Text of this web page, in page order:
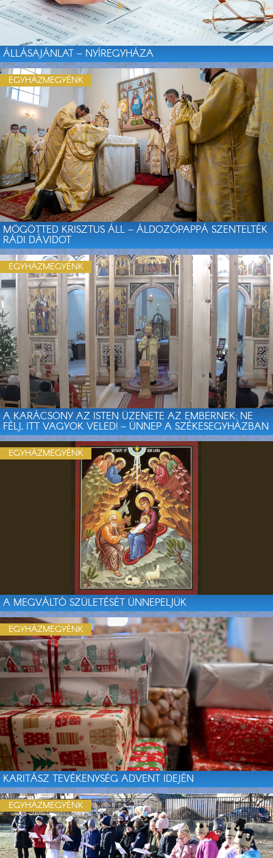
ÁLLÁSAJÁNLAT – NYÍREGYHÁZA
MÖGÖTTED KRISZTUS ÁLL – ÁLDOZÓPAPPÁ SZENTELTÉK
RÁDI DÁVIDOT
EGYHÁZMEGYÉNK
A KARÁCSONY AZ ISTEN ÜZENETE AZ EMBERNEK: NE
FÉLJ, ITT VAGYOK VELED! – ÜNNEP A SZÉKESEGYHÁZBAN
EGYHÁZMEGYÉNK
A MEGVÁLTÓ SZÜLETÉSÉT ÜNNEPELJÜK
EGYHÁZMEGYÉNK
KARITÁSZ TEVÉKENYSÉG ADVENT IDEJÉN
EGYHÁZMEGYÉNK
EGYHÁZMEGYÉNK